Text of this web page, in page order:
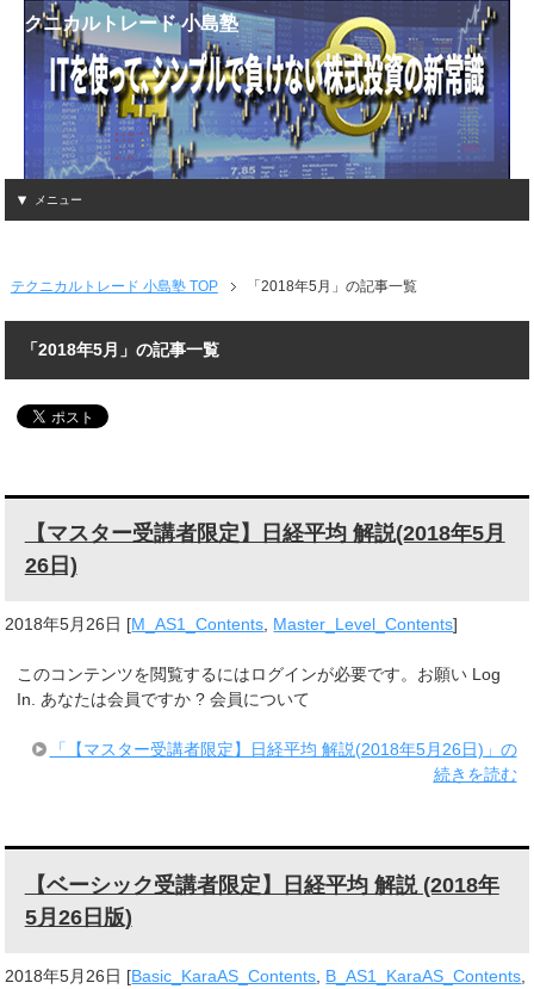
テクニカルトレード 小島塾
メニュー
テクニカルトレード 小島塾 TOP 「2018年5月」の記事一覧
「2018年5月」の記事一覧
【マスター受講者限定】日経平均 解説(2018年5月
26日)
2018年5月26日 [M_AS1_Contents, Master_Level_Contents]
このコンテンツを閲覧するにはログインが必要です。お願い Log
In. あなたは会員ですか ? 会員について
「【マスター受講者限定】日経平均 解説(2018年5月26日)」の
続きを読む
【ベーシック受講者限定】日経平均 解説 (2018年
5月26日版)
2018年5月26日 [Basic_KaraAS_Contents B_AS1_KaraAS_Contents